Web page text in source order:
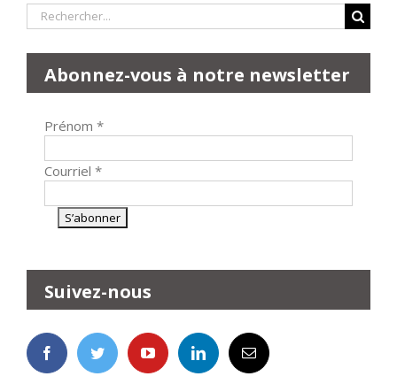
Rechercher:
Abonnez-vous à notre newsletter
Prénom *
Courriel *
Suivez-nous